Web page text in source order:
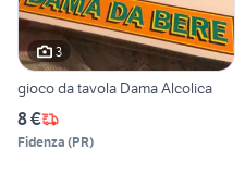
3
gioco da tavola Dama Alcolica
8 €
Fidenza (PR)